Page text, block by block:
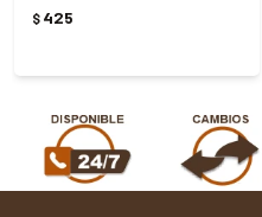
$ 425